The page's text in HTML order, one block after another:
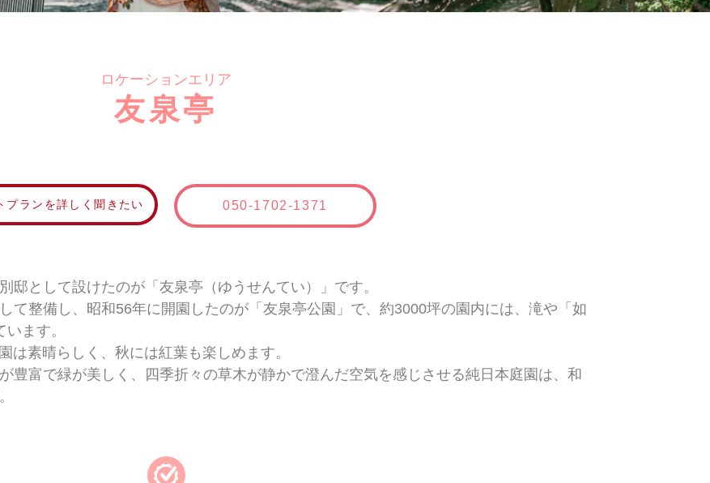
ロケーションエリア
友泉亭
プランを詳しく聞きたい 050-1702-1371
邸として設けたのが「友泉亭（ゆうせんてい）」です。
て整備し、昭和56年に開園したのが「友泉亭公園」で、約3000坪の園内には、滝や「如
ます。
素晴らしく、秋には紅葉も楽しめます。
豊富で緑が美しく、四季折々の草木が静かで澄んだ空気を感じさせる純日本庭園は、和